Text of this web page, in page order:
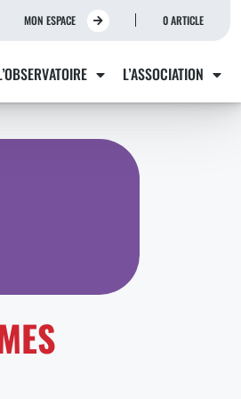
MON ESPACE 0 ARTICLE
L’ASSOCIATION